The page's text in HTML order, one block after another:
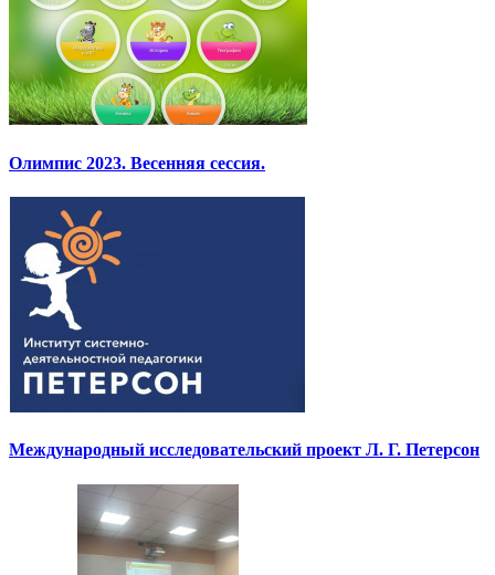
Олимпис 2023. Весенняя сессия.
Международный исследовательский проект Л. Г. Петерсон